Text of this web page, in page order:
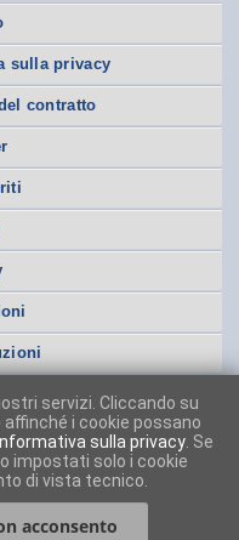
sulla privacy
contratto
servizi. Cliccando su
i cookie possano
Informativa sulla privacy . Se
impostati solo i cookie
di vista tecnico.